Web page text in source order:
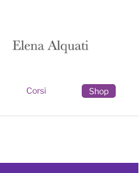
Corsi Shop